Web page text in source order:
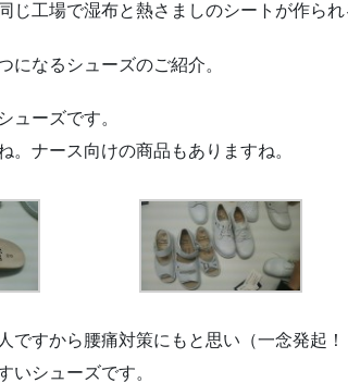
じ工場で湿布と熱さましのシートが作られ
になるシューズのご紹介。
ューズです。
。ナース向けの商品もありますね。
ですから腰痛対策にもと思い（一念発起
いシューズです。